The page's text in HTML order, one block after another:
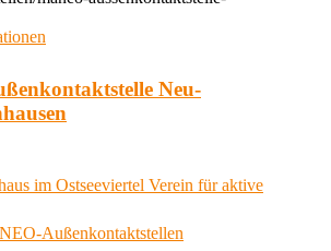
Neu-
im Ostseeviertel Verein für aktive
Außenkontaktstellen